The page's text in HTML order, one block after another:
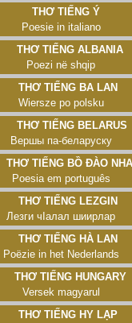
Thơ tiếng Ý
Poesie in italiano
Thơ tiếng Albania
Poezi në shqip
Thơ tiếng Ba Lan
Wiersze po polsku
Thơ tiếng Belarus
Вершы па-беларуску
Thơ tiếng Bồ Đào Nha
Poesia em português
Thơ tiếng Lezgin
Лезги чӀалал шиирлар
Thơ tiếng Hà Lan
Poëzie in het Nederlands
Thơ tiếng Hungary
Versek magyarul
Thơ tiếng Hy Lạp